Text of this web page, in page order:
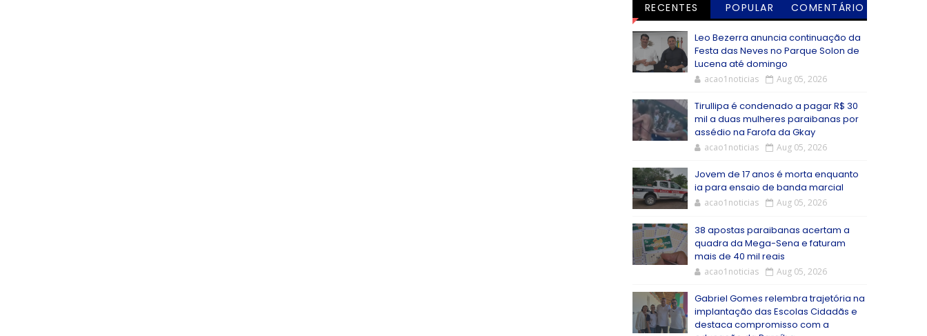
RECENTES POPULAR
COMENTÁRIO
Leo Bezerra anuncia continuação da
Festa das Neves no Parque Solon de
Lucena até domingo
acao1noticias Aug 05, 2026
Tirullipa é condenado a pagar R$ 30
mil a duas mulheres paraibanas por
assédio na Farofa da Gkay
acao1noticias Aug 05, 2026
Jovem de 17 anos é morta enquanto
ia para ensaio de banda marcial
acao1noticias Aug 05, 2026
38 apostas paraibanas acertam a
quadra da Mega-Sena e faturam
mais de 40 mil reais
acao1noticias Aug 05, 2026
Gabriel Gomes relembra trajetória na
implantação das Escolas Cidadãs e
destaca compromisso com a